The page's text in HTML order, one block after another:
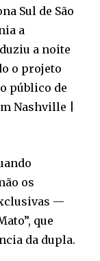
Sul de São
a
a noite
o projeto
público de
Nashville |
os
—
que
da dupla.